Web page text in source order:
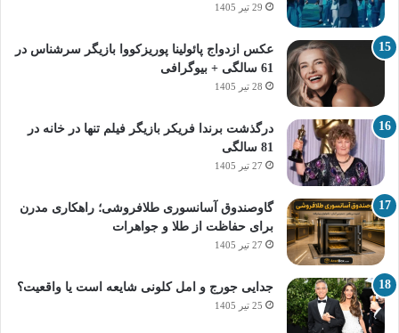
29 تیر 1405
عکس ازدواج پائولینا پوریزکووا بازیگر سرشناس در
61 سالگی + بیوگرافی
28 تیر 1405
درگذشت برندا فریکر بازیگر فیلم تنها در خانه در
81 سالگی
27 تیر 1405
گاوصندوق آسانسوری طلافروشی؛ راهکاری مدرن
برای حفاظت از طلا و جواهرات
27 تیر 1405
جدایی جورج و امل کلونی شایعه است یا واقعیت؟
25 تیر 1405